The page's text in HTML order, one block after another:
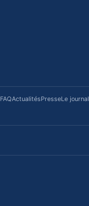
FAQActualitésPresseLe journal